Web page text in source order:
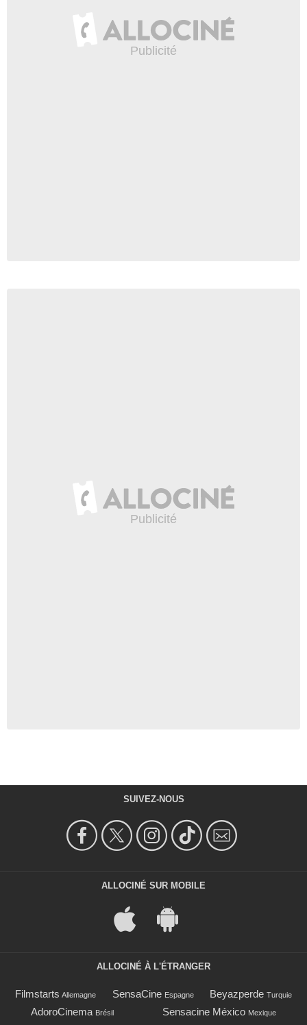
SUIVEZ-NOUS
ALLOCINÉ SUR MOBILE
ALLOCINÉ À L'ÉTRANGER
Filmstarts Allemagne SensaCine Espagne Beyazperde Turquie
AdoroCinema Brésil Sensacine México Mexique